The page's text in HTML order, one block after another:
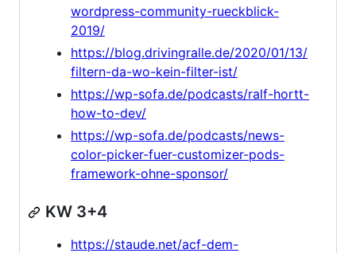
wordpress-community-rueckblick-
2019/
https://blog.drivingralle.de/2020/01/13/
filtern-da-wo-kein-filter-ist/
https://wp-sofa.de/podcasts/ralf-hortt-
how-to-dev/
https://wp-sofa.de/podcasts/news-
color-picker-fuer-customizer-pods-
framework-ohne-sponsor/
KW 3+4
https://staude.net/acf-dem-